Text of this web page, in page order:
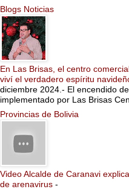
Blogs Noticias
En Las Brisas, el centro
viví el verdadero espíritu
diciembre 2024.- El encendido
implementado por Las Brisas
Provincias de Bolivia
Video Alcalde de Caranavi
de arenavirus -